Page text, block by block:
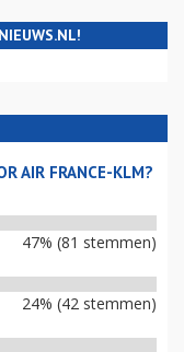
AIR FRANCE-KLM?
47% (81 stemmen)
24% (42 stemmen)